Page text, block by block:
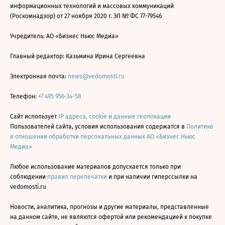
информационных технологий и массовых коммуникаций
(Роскомнадзор) от 27 ноября 2020 г. ЭЛ № ФС 77-79546
Учредитель: АО «Бизнес Ньюс Медиа»
Главный редактор: Казьмина Ирина Сергеевна
Электронная почта: news@vedomosti.ru
Телефон: +7 495 956-34-58
Сайт использует IP адреса, cookie и данные геолокации
Пользователей сайта, условия использования содержатся в Политике
в отношении обработки персональных данных АО «Бизнес Ньюс
Медиа»
Любое использование материалов допускается только при
соблюдении правил перепечатки и при наличии гиперссылки на
vedomosti.ru
Новости, аналитика, прогнозы и другие материалы, представленные
на данном сайте, не являются офертой или рекомендацией к покупке